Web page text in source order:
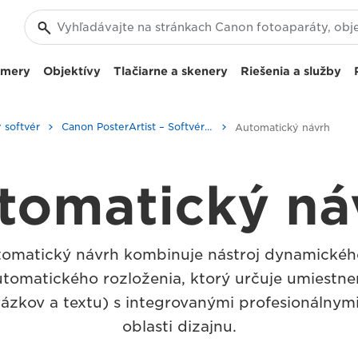
Objektívy Tlačiarne a skenery Riešenia a služby
softvér Canon PosterArtist – Softvér pre firmy Automatický návrh
návrh kombinuje nástroj
rozloženia, ktorý určuje
a textu) s integrovanými
oblasti dizajnu.